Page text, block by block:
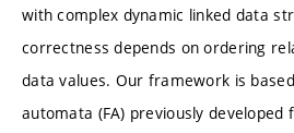
with complex dynamic linked data
correctness depends on ordering
data values. Our framework is
automata (FA) previously